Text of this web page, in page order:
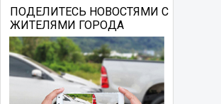
ПОДЕЛИТЕСЬ НОВОСТЯМИ С
ЖИТЕЛЯМИ ГОРОДА